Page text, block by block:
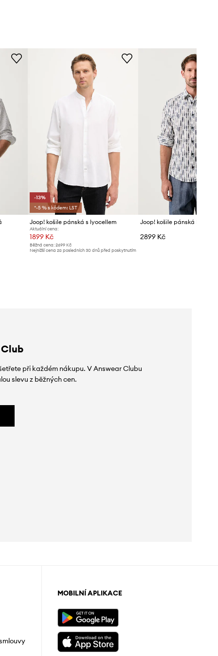
-13%
*-5 % s kódem: LST
Joop! košile pánská s lyocellem
Aktuální cena:
1899 Kč
Běžná cena:2699 Kč
Nejnižší cena za posledních 30 dnů před poskytnutím
Joop! košile pánská
2899 Kč
při každém nákupu. V Answear Clubu
slevu z běžných cen.
MOBILNÍ APLIKACE